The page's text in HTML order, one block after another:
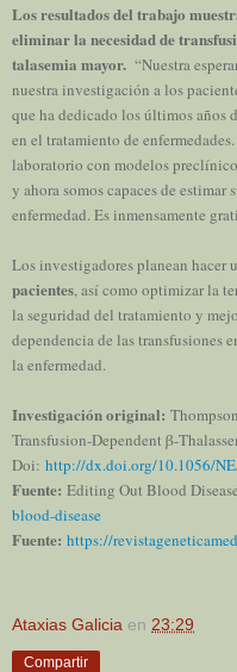
Los resultados del trabajo
eliminar la necesidad de
talasemia mayor. “Nuestra
nuestra investigación a los
que ha dedicado los últimos años
en el tratamiento de
laboratorio con modelos
y ahora somos capaces de
enfermedad. Es inmensamente
Los investigadores planean hacer
pacientes, así como optimizar la
la seguridad del tratamiento y
dependencia de las transfusiones
la enfermedad.
Investigación original:
Transfusion-Dependent β-
Doi: http://dx.doi.org/10.1056/
Fuente: Editing Out Blood
blood-disease
Fuente: https://
Ataxias Galicia en 23:29
Compartir